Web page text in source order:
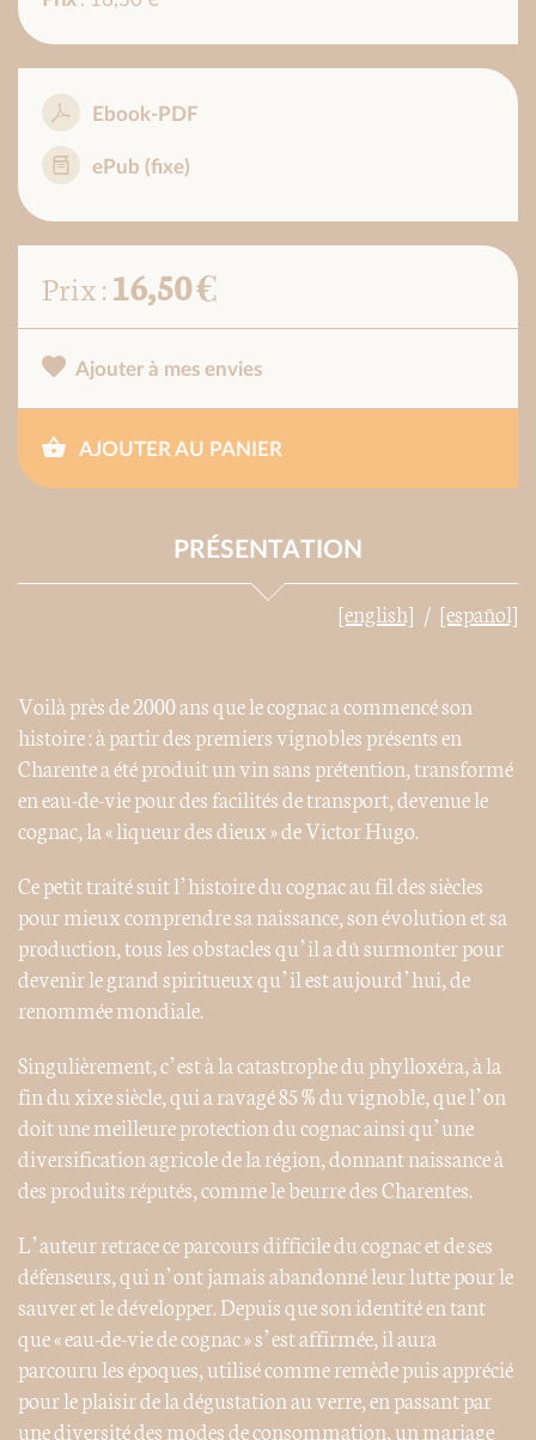
Ebook-PDF
ePub (fixe)
Prix :16,50 €
Ajouter à mes envies
AJOUTER AU PANIER
PRÉSENTATION
[english] [español]
Voilà près de 2000 ans que le cognac a commencé son
histoire : à partir des premiers vignobles présents en
Charente a été produit un vin sans prétention, transformé
en eau-de-vie pour des facilités de transport, devenue le
cognac, la « liqueur des dieux » de Victor Hugo.
Ce petit traité suit l’histoire du cognac au fil des siècles
pour mieux comprendre sa naissance, son évolution et sa
production, tous les obstacles qu’il a dû surmonter pour
devenir le grand spiritueux qu’il est aujourd’hui, de
renommée mondiale.
Singulièrement, c’est à la catastrophe du phylloxéra, à la
fin du xixe siècle, qui a ravagé 85 % du vignoble, que l’on
doit une meilleure protection du cognac ainsi qu’une
diversification agricole de la région, donnant naissance à
des produits réputés, comme le beurre des Charentes.
L’auteur retrace ce parcours difficile du cognac et de ses
défenseurs, qui n’ont jamais abandonné leur lutte pour le
sauver et le développer. Depuis que son identité en tant
que « eau-de-vie de cognac » s’est affirmée, il aura
parcouru les époques, utilisé comme remède puis apprécié
pour le plaisir de la dégustation au verre, en passant par
une diversité des modes de consommation, un mariage